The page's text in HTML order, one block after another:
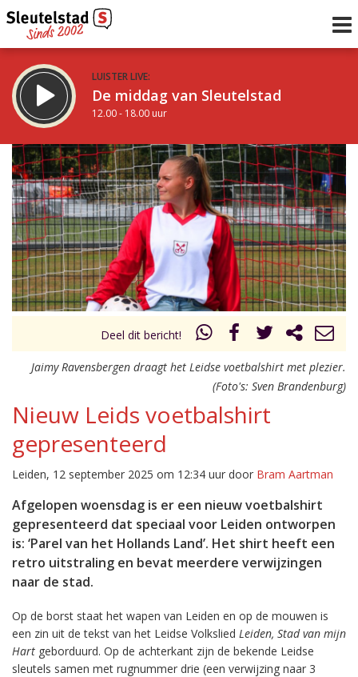
LUISTER LIVE:
De middag van Sleutelstad
12.00 - 18.00 uur
STRAKS:
De avond van Sleutelstad
18.00 - 19.00 uur
Vorig uur
uur 1 van 0 Volgend uur
Inklappen
Deel dit bericht!
Jaimy Ravensbergen draagt het Leidse voetbalshirt met plezier.
(Foto's: Sven Brandenburg)
Nieuw Leids voetbalshirt
gepresenteerd
Leiden, 12 september 2025 om 12:34 uur door Bram Aartman
Afgelopen woensdag is er een nieuw voetbalshirt
gepresenteerd dat speciaal voor Leiden ontworpen
is: ‘Parel van het Hollands Land’. Het shirt heeft een
retro uitstraling en bevat meerdere verwijzingen
naar de stad.
Op de borst staat het wapen van Leiden en op de mouwen is
een zin uit de tekst van het Leidse Volkslied Leiden, Stad van mijn
Hart geborduurd. Op de achterkant zijn de bekende Leidse
sleutels samen met rugnummer drie (een verwijzing naar 3